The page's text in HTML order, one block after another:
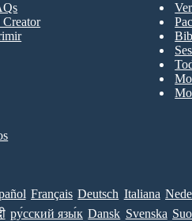
Creator
Français Deutsch Italiana
ру́сский язы́к Dansk Svenska